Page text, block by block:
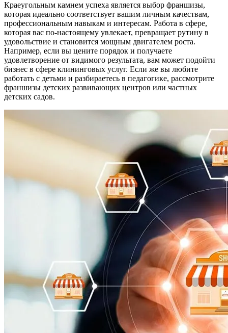
Краеугольным камнем успеха является выбор франшизы,
которая идеально соответствует вашим личным качествам,
профессиональным навыкам и интересам. Работа в сфере,
которая вас по-настоящему увлекает, превращает рутину в
удовольствие и становится мощным двигателем роста.
Например, если вы цените порядок и получаете
удовлетворение от видимого результата, вам может подойти
бизнес в сфере клининговых услуг. Если же вы любите
работать с детьми и разбираетесь в педагогике, рассмотрите
франшизы детских развивающих центров или частных
детских садов.